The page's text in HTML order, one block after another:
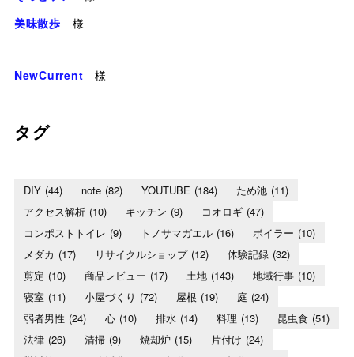
美味散歩 様
NewCurrent 様
タグ
DIY (44) note (82) YOUTUBE (184) ため池 (11)
アクセス解析 (10) キッチン (9) コオロギ (47)
コンポストトイレ (9) トノサマガエル (16) ボイラー (10)
メダカ (17) リサイクルショップ (12) 体験記録 (32)
剪定 (10) 商品レビュー (17) 土地 (143) 地域行事 (10)
寝室 (11) 小屋づくり (72) 屋根 (19) 庭 (24)
弱者男性 (24) 心 (10) 排水 (14) 料理 (13) 昆虫食 (51)
法律 (26) 清掃 (9) 焼却炉 (15) 片付け (24)